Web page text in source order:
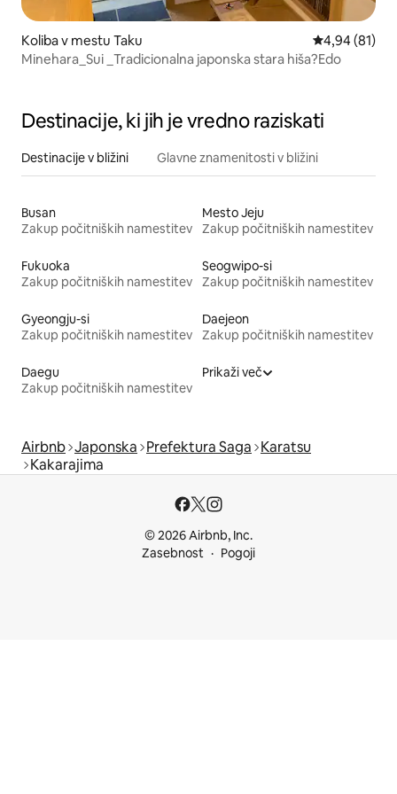
Koliba v mestu Taku Povprečna
4,94 (81)
Minehara_Sui _Tradicionalna japonska stara hiša?Edo
Destinacije, ki jih je vredno raziskati
Destinacije v bližini Glavne znamenitosti v bližini
Busan
Zakup počitniških namestitev
Mesto Jeju
Zakup počitniških namestitev
Fukuoka
Zakup počitniških namestitev
Seogwipo-si
Zakup počitniških namestitev
Gyeongju-si
Zakup počitniških namestitev
Daejeon
Zakup počitniških namestitev
Daegu
Zakup počitniških namestitev
Prikaži več
Airbnb Japonska Prefektura Saga Karatsu
Kakarajima
© 2026 Airbnb, Inc.
Zasebnost
Pogoji